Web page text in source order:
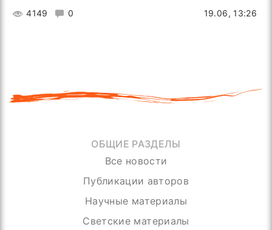
4149 0 19.06, 13:26
ОБЩИЕ РАЗДЕЛЫ
Все новости
Публикации авторов
Научные материалы
Светские материалы